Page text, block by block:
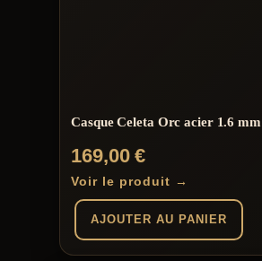
Casque Celeta Orc acier 1.6 mm
169,00€
Voir le produit →
AJOUTER AU PANIER